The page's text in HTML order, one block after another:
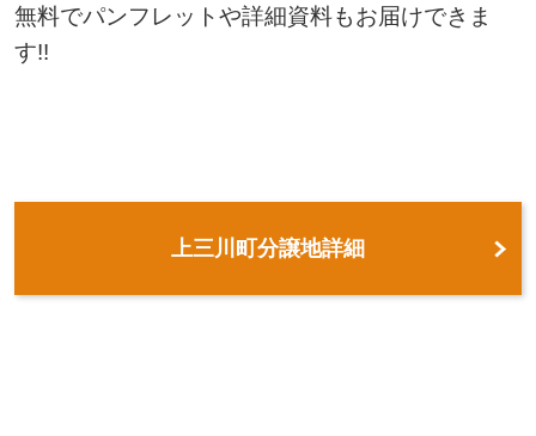
無料でパンフレットや詳細資料もお届けできま
す!!
上三川町分譲地詳細